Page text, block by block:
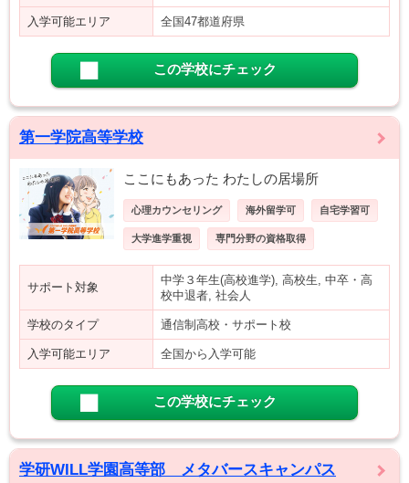
入学可能エリア 全国47都道府県
この学校にチェック
第一学院高等学校
ここにもあった わたしの居場所
心理カウンセリング 海外留学可 自宅学習可
大学進学重視 専門分野の資格取得
サポート対象
中学３年生(高校進学), 高校生, 中卒・高
校中退者, 社会人
学校のタイプ 通信制高校・サポート校
入学可能エリア 全国から入学可能
この学校にチェック
学研WILL学園高等部 メタバースキャンパス